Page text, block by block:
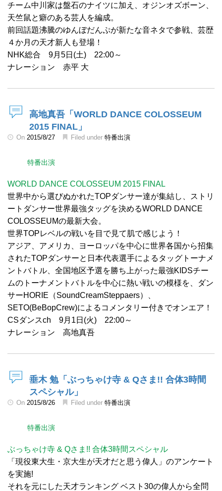
チーム中川家は盤石のナイツに加え、オジンオズボーン、
天竺鼠と癖のある芸人を編成。
前回話題沸騰のゆんぼだんぷが新たな音ネタで参戦、芸歴
４か月の天才新人も登場！
NHK総合 9月5日(土) 22:00～
ナレーション 赤平 大
高地真吾「WORLD DANCE COLOSSEUM
2015 FINAL」
On 2015/8/27 Filed under 特番出演
特番出演
WORLD DANCE COLOSSEUM 2015 FINAL
世界中から選びぬかれたTOPダンサー達が集結し、ストリ
ートダンサー世界最強タッグを決めるWORLD DANCE
COLOSSEUMの最新大会。
世界TOPレベルの戦いを目で見て肌で感じよう！
アジア、アメリカ、ヨーロッパを中心に世界各国から招集
されたTOPダンサーと日本代表選手によるタッグトーナメ
ントバトル、全国地区予選を勝ち上がった最強KIDSチー
ムのトーナメントバトルを中心に熱い戦いの模様を、ダン
サーHORIE（SoundCreamSteppaers）、
SETO(BeBopCrew)によるコメンタリー付きでオンエア！
CSダンスch 9月1日(火) 22:00～
ナレーション 高地真吾
垂木 勉「ぶっちゃけ寺 & Qさま!! 合体3時間
スペシャル」
On 2015/8/26 Filed under 特番出演
特番出演
ぶっちゃけ寺 & Qさま!! 合体3時間スペシャル
「現役東大生・京大生が天才だと思う偉人」のアンケート
を実施!
それを元にした天才ランキング ベスト30の偉人から全問